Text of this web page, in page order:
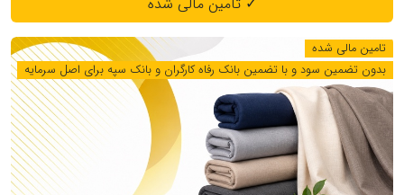
تامین مالی شده
بدون تضمین سود و با تضمین بانک رفاه کارگران و بانک سپه برای اصل سرمایه